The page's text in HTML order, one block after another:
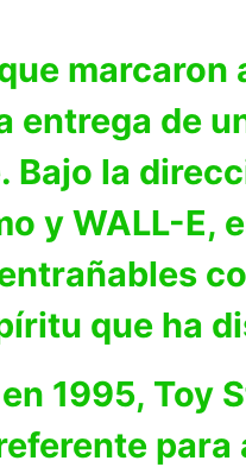
entrega de
Bajo la
y WALL-E,
que ha
1995,
para